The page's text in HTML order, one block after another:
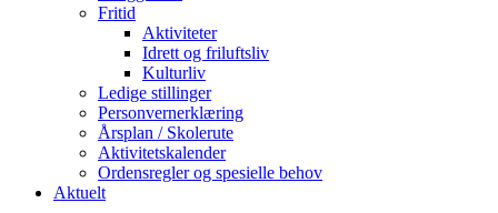
Fritid
Aktiviteter
Idrett og friluftsliv
Kulturliv
Ledige stillinger
Personvernerklæring
Årsplan / Skolerute
Aktivitetskalender
Ordensregler og spesielle behov
Aktuelt